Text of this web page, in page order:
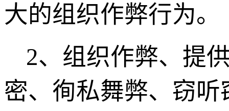
大的组织作弊行为。
2、组织作弊、提
密、徇私舞弊、窃